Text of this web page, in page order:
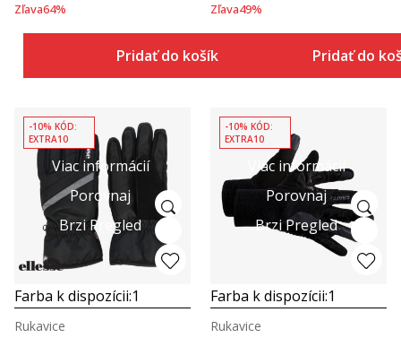
Zľava64%
Pridať do košíka
Zľava49%
Pridať do
Viac informácií
Porovnaj
Brzi Pregled
-10% KÓD:
EXTRA10
Farba k dispozícii:1
Rukavice
Viac informácií
Porovnaj
Brzi Pregled
-10% KÓD:
EXTRA10
Farba k dispozícii:1
Rukavice